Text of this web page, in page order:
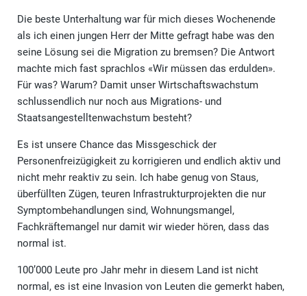
Die beste Unterhaltung war für mich dieses Wochenende
als ich einen jungen Herr der Mitte gefragt habe was den
seine Lösung sei die Migration zu bremsen? Die Antwort
machte mich fast sprachlos «Wir müssen das erdulden».
Für was? Warum? Damit unser Wirtschaftswachstum
schlussendlich nur noch aus Migrations- und
Staatsangestelltenwachstum besteht?
Es ist unsere Chance das Missgeschick der
Personenfreizügigkeit zu korrigieren und endlich aktiv und
nicht mehr reaktiv zu sein. Ich habe genug von Staus,
überfüllten Zügen, teuren Infrastrukturprojekten die nur
Symptombehandlungen sind, Wohnungsmangel,
Fachkräftemangel nur damit wir wieder hören, dass das
normal ist.
100’000 Leute pro Jahr mehr in diesem Land ist nicht
normal, es ist eine Invasion von Leuten die gemerkt haben,